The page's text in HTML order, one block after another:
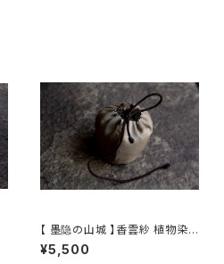
【 墨隐の山城 】香雲紗 植物染
仕覆 めカップ袋 【 Ink & Moun
tain Tea Atelier】Tea Cadd
¥5,500